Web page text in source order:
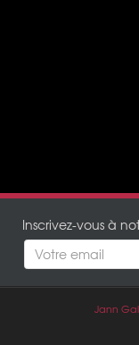
Inscrivez-vous à
Jann